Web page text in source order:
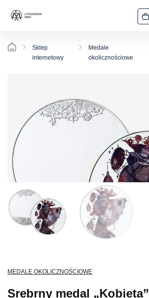
Sklep
internetowy
Medale
okolicznościowe
MEDALE OKOLICZNOŚCIOWE
Srebrny medal „Kobieta”